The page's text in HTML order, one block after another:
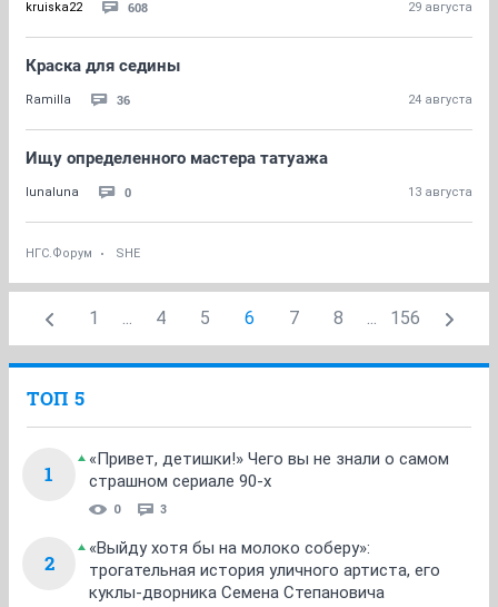
kruiska22 608 29 августа
Краска для седины
Ramilla 36 24 августа
Ищу определенного мастера татуажа
lunaluna 0 13 августа
НГС.Форум SHE
1 ... 4 5 6 7 8 ... 156
ТОП 5
1
«Привет, детишки!» Чего вы не знали о самом
страшном сериале 90-х
0 3
2
«Выйду хотя бы на молоко соберу»:
трогательная история уличного артиста, его
куклы-дворника Семена Степановича